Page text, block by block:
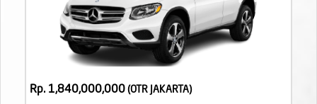
Rp. 1,840,000,000 (OTR JAKARTA)